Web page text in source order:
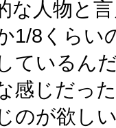
な人物と
1/8くらい
ているん
感じだっ
のが欲し